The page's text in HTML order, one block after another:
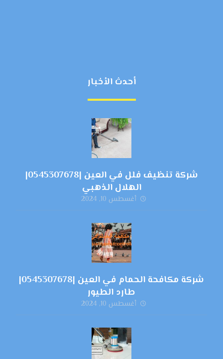
أحدث الأخبار
شركة تنظيف فلل في العين |0545307678|
الهلال الذهبي
أغسطس 10, 2024
شركة مكافحة الحمام في العين |0545307678|
طارد الطيور
أغسطس 10, 2024